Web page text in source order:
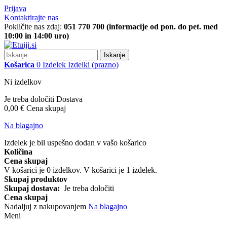
Prijava
Kontaktirajte nas
Pokličite nas zdaj: 051 770 700 (informacije od pon. do pet. med
10:00 in 14:00 uro)
Iskanje
Košarica 0 Izdelek Izdelki (prazno)
Ni izdelkov
Je treba določiti Dostava
0,00 € Cena skupaj
Na blagajno
Izdelek je bil uspešno dodan v vašo košarico
Količina
Cena skupaj
V košarici je 0 izdelkov. V košarici je 1 izdelek.
Skupaj produktov
Skupaj dostava: Je treba določiti
Cena skupaj
Nadaljuj z nakupovanjem Na blagajno
Meni